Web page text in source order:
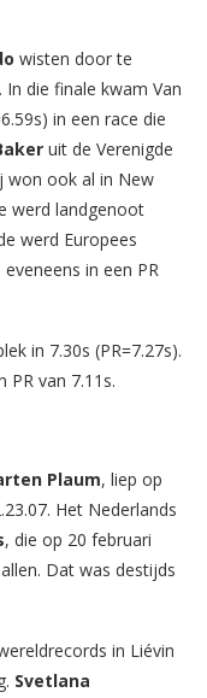
wisten door te
die finale kwam Van
in een race die
uit de Verenigde
won ook al in New
werd landgenoot
werd Europees
in een PR
in 7.30s (PR=7.27s).
PR van 7.11s.
Plaum, liep op
Het Nederlands
, die op 20 februari
Dat was destijds
in Liévin
Svetlana